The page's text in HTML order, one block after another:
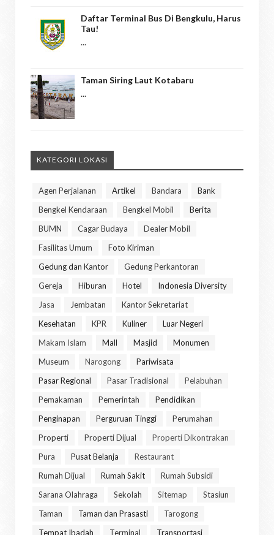
Daftar Terminal Bus Di Bengkulu, Harus
Tau!
...
Taman Siring Laut Kotabaru
...
KATEGORI LOKASI
Agen Perjalanan Artikel Bandara
Bank
Bengkel Kendaraan
Bengkel Mobil
Berita
BUMN
Cagar Budaya
Dealer Mobil
Fasilitas Umum
Foto Kiriman
Gedung dan Kantor
Gedung Perkantoran
Gereja
Hiburan Hotel
Indonesia Diversity
Jasa
Jembatan
Kantor Sekretariat
Kesehatan
KPR Kuliner
Luar Negeri
Makam Islam
Mall Masjid
Monumen
Museum
Narogong
Pariwisata
Pasar Regional
Pasar Tradisional
Pelabuhan
Pemakaman
Pemerintah
Pendidikan
Penginapan
Perguruan Tinggi
Perumahan
Properti
Properti Dijual
Properti Dikontrakan
Pura
Pusat Belanja
Restaurant
Rumah Dijual
Rumah Sakit
Rumah Subsidi
Sarana Olahraga
Sekolah Sitemap
Stasiun
Taman
Taman dan Prasasti
Tarogong
Tempat Ibadah
Terminal
Transportasi